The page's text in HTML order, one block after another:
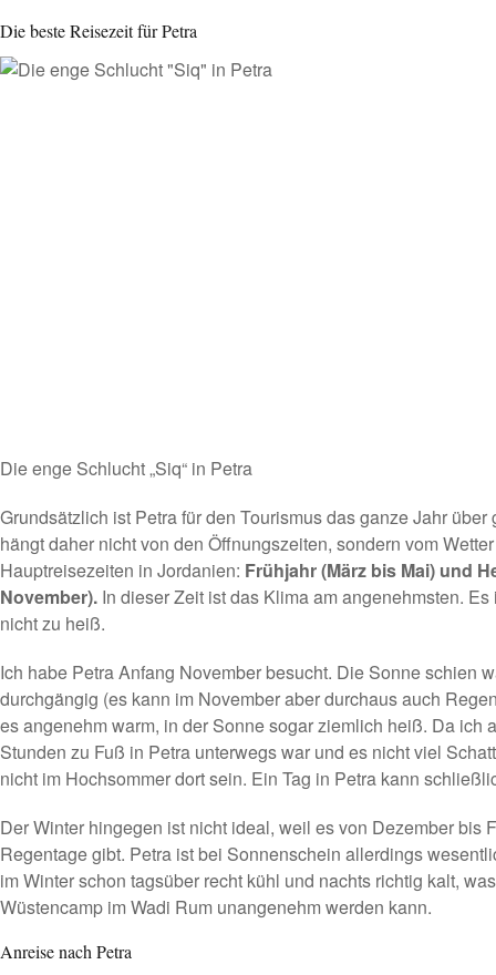
Die beste Reisezeit für Petra
Die enge Schlucht „Siq“ in Petra
Grundsätzlich ist Petra für den Tourismus das ganze Jahr
hängt daher nicht von den Öffnungszeiten, sondern vom
Hauptreisezeiten in Jordanien: Frühjahr (März bis Mai) und
November). In dieser Zeit ist das Klima am angenehmsten.
nicht zu heiß.
Ich habe Petra Anfang November besucht. Die Sonne schien
durchgängig (es kann im November aber durchaus auch
es angenehm warm, in der Sonne sogar ziemlich heiß. Da ich
Stunden zu Fuß in Petra unterwegs war und es nicht viel
nicht im Hochsommer dort sein. Ein Tag in Petra kann
Der Winter hingegen ist nicht ideal, weil es von Dezember bis
Regentage gibt. Petra ist bei Sonnenschein allerdings
im Winter schon tagsüber recht kühl und nachts richtig kalt,
Wüstencamp im Wadi Rum unangenehm werden kann.
Anreise nach Petra